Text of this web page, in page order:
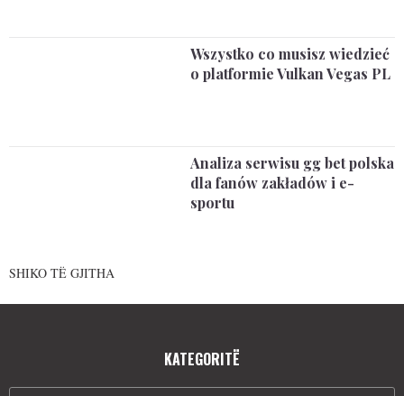
Wszystko co musisz wiedzieć
o platformie Vulkan Vegas PL
Analiza serwisu gg bet polska
dla fanów zakładów i e-
sportu
SHIKO TË GJITHA
KATEGORITË